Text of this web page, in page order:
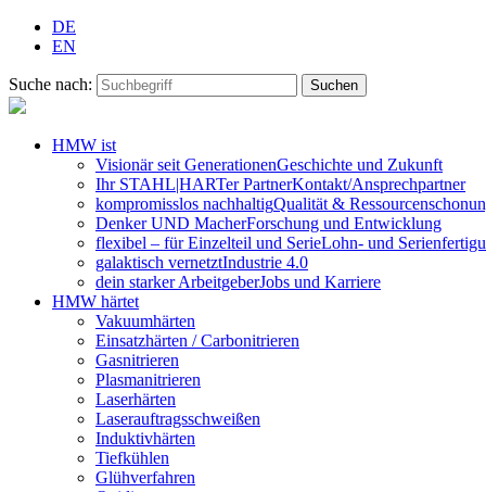
DE
EN
Suche nach:
HMW ist
Visionär seit GenerationenGeschichte und Zukunft
Ihr STAHL|HARTer PartnerKontakt/Ansprechpartner
kompromisslos nachhaltigQualität &
Denker UND MacherForschung und Entwicklung
flexibel – für Einzelteil und SerieLohn- und
galaktisch vernetztIndustrie 4.0
dein starker ArbeitgeberJobs und Karriere
HMW härtet
Vakuumhärten
Einsatzhärten / Carbonitrieren
Gasnitrieren
Plasmanitrieren
Laserhärten
Laserauftragsschweißen
Induktivhärten
Tiefkühlen
Glühverfahren